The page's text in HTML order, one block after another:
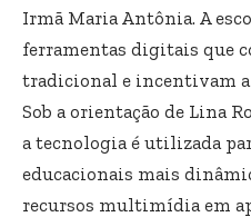
Irmã Maria Antônia. A
ferramentas digitais que
tradicional e incentivam
Sob a orientação de Lina
a tecnologia é utilizada
educacionais mais
recursos multimídia em